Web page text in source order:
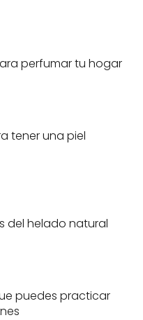
perfumar tu hogar
tener una piel
del helado natural
puedes practicar